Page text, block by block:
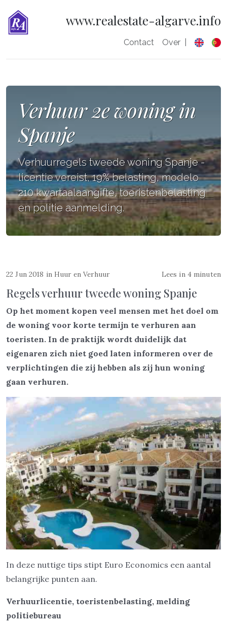
www.realestate-algarve.info
Contact Over
Verhuur 2e woning in
Spanje
Verhuurregels tweede woning Spanje -
licentie vereist, 19% belasting, modelo
210 kwartaalaangifte, toeristenbelasting
en politie aanmelding.
22 Jun 2018 in Huur en Verhuur Lees in 4 minuten
Regels verhuur tweede woning Spanje
Op het moment kopen veel mensen met het doel om
de woning voor korte termijn te verhuren aan
toeristen. In de praktijk wordt duidelijk dat
eigenaren zich niet goed laten informeren over de
verplichtingen die zij hebben als zij hun woning
gaan verhuren.
In deze nuttige tips stipt Euro Economics een aantal
belangrijke punten aan.
Verhuurlicentie, toeristenbelasting, melding
politiebureau